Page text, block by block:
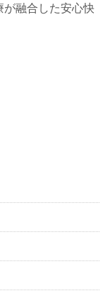
融合した安心快